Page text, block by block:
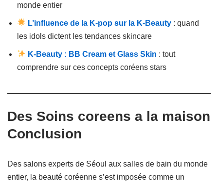
monde entier
L’influence de la K-pop sur la K-Beauty : quand
les idols dictent les tendances skincare
K-Beauty : BB Cream et Glass Skin : tout
comprendre sur ces concepts coréens stars
Des Soins coreens a la maison
Conclusion
Des salons experts de Séoul aux salles de bain du monde
entier, la beauté coréenne s’est imposée comme un